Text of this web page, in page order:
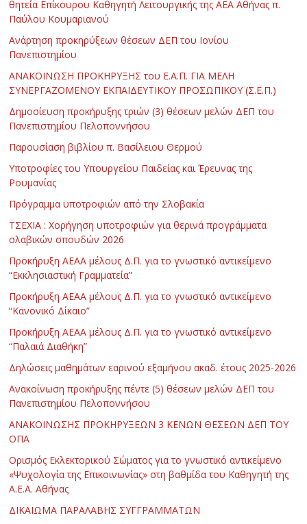
θητεία Επίκουρου Καθηγητή Λειτουργικής της ΑΕΑ Αθήνας π.
Παύλου Κουμαριανού
Ανάρτηση προκηρύξεων θέσεων ΔΕΠ του Ιονίου
Πανεπιστημίου
ΑΝΑΚΟΙΝΩΣΗ ΠΡΟΚΗΡΥΞΗΣ του Ε.Α.Π. ΓΙΑ ΜΕΛΗ
ΣΥΝΕΡΓΑΖΟΜΕΝΟΥ ΕΚΠΑΙΔΕΥΤΙΚΟΥ ΠΡΟΣΩΠΙΚΟΥ (Σ.Ε.Π.)
Δημοσίευση προκήρυξης τριών (3) θέσεων μελών ΔΕΠ του
Πανεπιστημίου Πελοποννήσου
Παρουσίαση βιβλίου π. Βασίλειου Θερμού
Υποτροφίες του Υπουργείου Παιδείας και Έρευνας της
Ρουμανίας
Πρόγραμμα υποτροφιών από την Σλοβακία
ΤΣΕΧΙΑ : Χορήγηση υποτροφιών για θερινά προγράμματα
σλαβικών σπουδών 2026
Προκήρυξη ΑΕΑΑ μέλους Δ.Π. για το γνωστικό αντικείμενο
“Εκκλησιαστική Γραμματεία”
Προκήρυξη ΑΕΑΑ μέλους Δ.Π. για το γνωστικό αντικείμενο
“Κανονικό Δίκαιο”
Προκήρυξη ΑΕΑΑ μέλους Δ.Π. για το γνωστικό αντικείμενο
“Παλαιά Διαθήκη”
Δηλώσεις μαθημάτων εαρινού εξαμήνου ακαδ. έτους 2025-2026
Ανακοίνωση προκήρυξης πέντε (5) θέσεων μελών ΔΕΠ του
Πανεπιστημίου Πελοποννήσου
ΑΝΑΚΟΙΝΩΣΗΣ ΠΡΟΚΗΡΥΞΕΩΝ 3 ΚΕΝΩΝ ΘΕΣΕΩΝ ΔΕΠ ΤΟΥ
ΟΠΑ
Ορισμός Εκλεκτορικού Σώματος για το γνωστικό αντικείμενο
«Ψυχολογία της Επικοινωνίας» στη βαθμίδα του Καθηγητή της
Α.Ε.Α. Αθήνας
ΔΙΚΑΙΩΜΑ ΠΑΡΑΛΑΒΗΣ ΣΥΓΓΡΑΜΜΑΤΩΝ